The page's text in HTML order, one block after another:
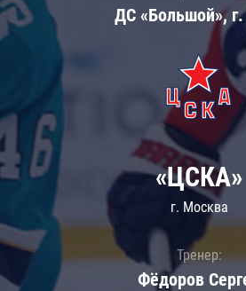
ДС «Большой»,
«ЦСКА»
г. Москва
Тренер:
Фёдоров